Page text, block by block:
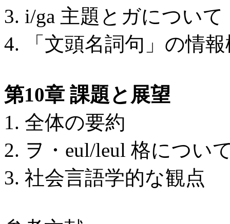
3. i/ga 主題とガについて
4. 「文頭名詞句」の情
第10章 課題と展望
1. 全体の要約
2. ヲ・eul/leul 格につい
3. 社会言語学的な観点